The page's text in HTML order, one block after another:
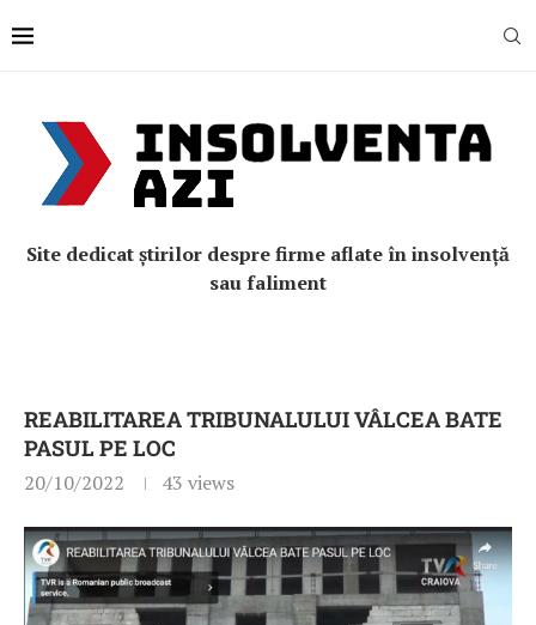
Site dedicat știrilor despre firme aflate în insolvență
sau faliment
REABILITAREA TRIBUNALULUI VÂLCEA BATE
PASUL PE LOC
20/10/2022 43 views